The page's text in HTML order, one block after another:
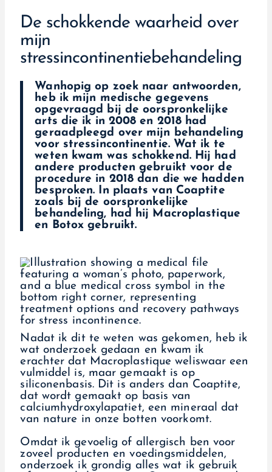
De schokkende waarheid over
mijn
stressincontinentiebehandeling
Wanhopig op zoek naar antwoorden,
heb ik mijn medische gegevens
opgevraagd bij de oorspronkelijke
arts die ik in 2008 en 2018 had
geraadpleegd over mijn behandeling
voor stressincontinentie. Wat ik te
weten kwam was schokkend. Hij had
andere producten gebruikt voor de
procedure in 2018 dan die we hadden
besproken. In plaats van Coaptite
zoals bij de oorspronkelijke
behandeling, had hij Macroplastique
en Botox gebruikt.
Nadat ik dit te weten was gekomen, heb ik
wat onderzoek gedaan en kwam ik
erachter dat Macroplastique weliswaar een
vulmiddel is, maar gemaakt is op
siliconenbasis. Dit is anders dan Coaptite,
dat wordt gemaakt op basis van
calciumhydroxylapatiet, een mineraal dat
van nature in onze botten voorkomt.
Omdat ik gevoelig of allergisch ben voor
zoveel producten en voedingsmiddelen,
onderzoek ik grondig alles wat ik gebruik